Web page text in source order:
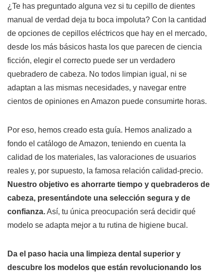
¿Te has preguntado alguna vez si tu cepillo de dientes
manual de verdad deja tu boca impoluta? Con la cantidad
de opciones de cepillos eléctricos que hay en el mercado,
desde los más básicos hasta los que parecen de ciencia
ficción, elegir el correcto puede ser un verdadero
quebradero de cabeza. No todos limpian igual, ni se
adaptan a las mismas necesidades, y navegar entre
cientos de opiniones en Amazon puede consumirte horas.
Por eso, hemos creado esta guía. Hemos analizado a
fondo el catálogo de Amazon, teniendo en cuenta la
calidad de los materiales, las valoraciones de usuarios
reales y, por supuesto, la famosa relación calidad-precio.
Nuestro objetivo es ahorrarte tiempo y quebraderos de
cabeza, presentándote una selección segura y de
confianza.Así, tu única preocupación será decidir qué
modelo se adapta mejor a tu rutina de higiene bucal.
Da el paso hacia una limpieza dental superior y
descubre los modelos que están revolucionando los